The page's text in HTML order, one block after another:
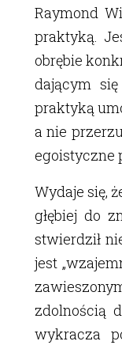
Raymond
praktyką.
obrębie
dającym
praktyką
a nie
egoistyczne
Wydaje się,
głębiej do
stwierdził
jest
zdolnością
wykracza